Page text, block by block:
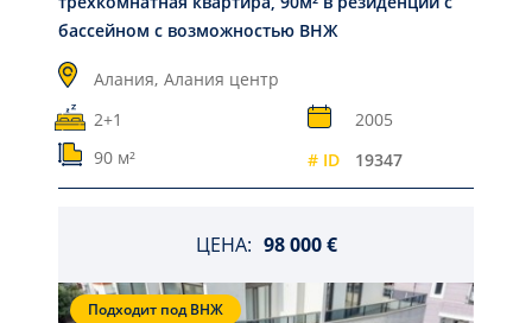
бассейном с возможностью ВНЖ
Алания, Алания центр
2+1
2005
90 м²
# ID 19347
ЦЕНА: 98 000 €
Подходит под ВНЖ